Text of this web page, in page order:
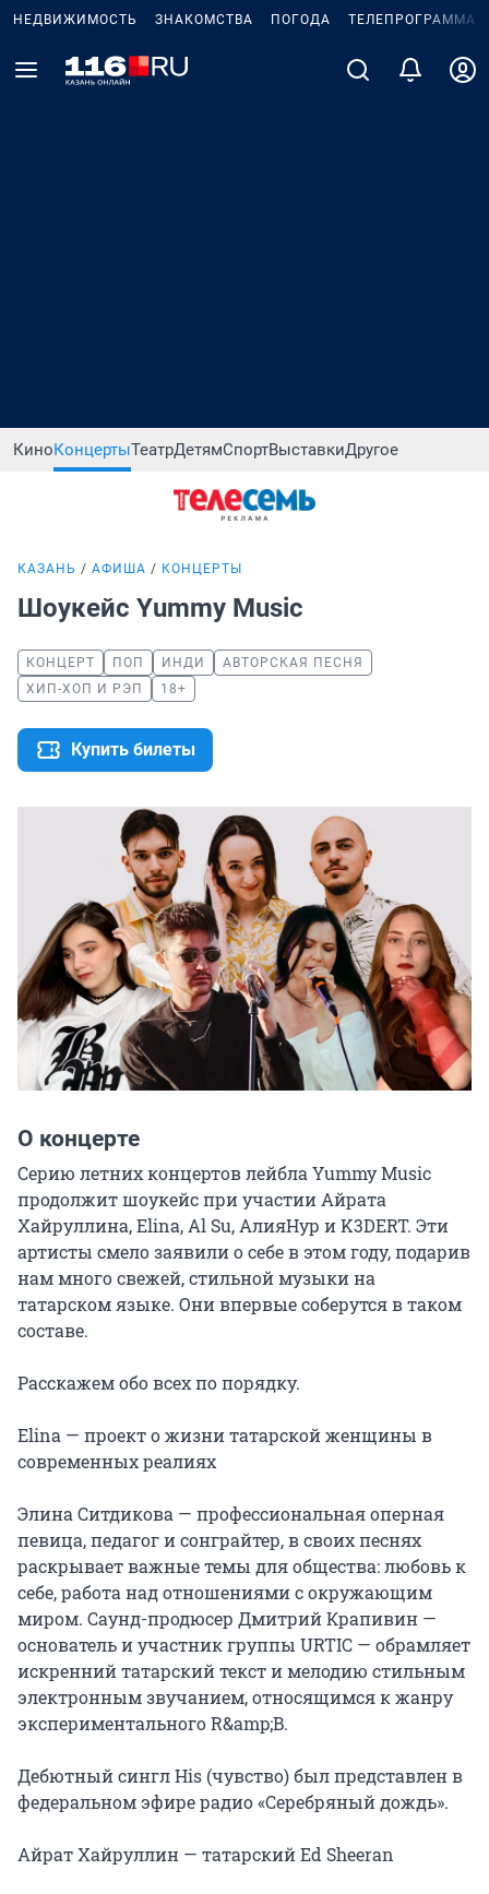
НЕДВИЖИМОСТЬ ЗНАКОМСТВА ПОГОДА ТЕЛЕПРОГРАММА
КиноКонцертыТеатрДетямСпортВыставкиДругое
КАЗАНЬ АФИША КОНЦЕРТЫ
Шоукейс Yummy Music
КОНЦЕРТ ПОП ИНДИ
АВТОРСКАЯ ПЕСНЯ
ХИП-ХОП И РЭП
18+
Купить билеты
О концерте
Серию летних концертов лейбла Yummy Music
продолжит шоукейс при участии Айрата
Хайруллина, Elina, Al Su, АлияНур и K3DERT. Эти
артисты смело заявили о себе в этом году, подарив
нам много свежей, стильной музыки на
татарском языке. Они впервые соберутся в таком
составе.
Расскажем обо всех по порядку.
Elina — проект о жизни татарской женщины в
современных реалиях
Элина Ситдикова — профессиональная оперная
певица, педагог и сонграйтер, в своих песнях
раскрывает важные темы для общества: любовь к
себе, работа над отношениями с окружающим
миром. Саунд-продюсер Дмитрий Крапивин —
основатель и участник группы URTIC — обрамляет
искренний татарский текст и мелодию стильным
электронным звучанием, относящимся к жанру
экспериментального R&amp;B.
Дебютный сингл His (чувство) был представлен в
федеральном эфире радио «Серебряный дождь».
Айрат Хайруллин — татарский Ed Sheeran